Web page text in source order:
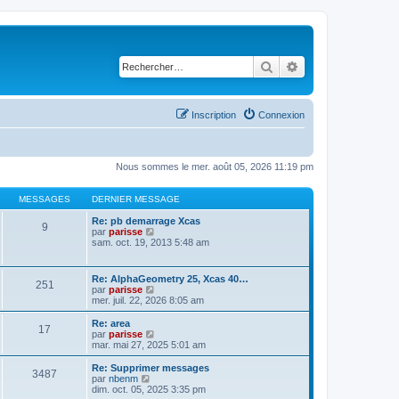
Rechercher
Connexion
Inscription
Nous sommes le mer. août 05, 2026 11:19 pm
MESSAGES DERNIER MESSAGE
9
Re: pb demarrage Xcas
par parisse
o
l
t
e
r
d
e
r
i
sam. oct. 19, 2013 5:48 am
251
Re: AlphaGeometry 25, Xcas 40…
par parisse
o
n
l
r
l
e
mer. juil. 22, 2026 8:05 am
17
Re: area
par parisse
o
n
s
l
mar. mai 27, 2025 5:01 am
3487
Re: Supprimer messages
par nbenm
o
dim. oct. 05, 2025 3:35 pm